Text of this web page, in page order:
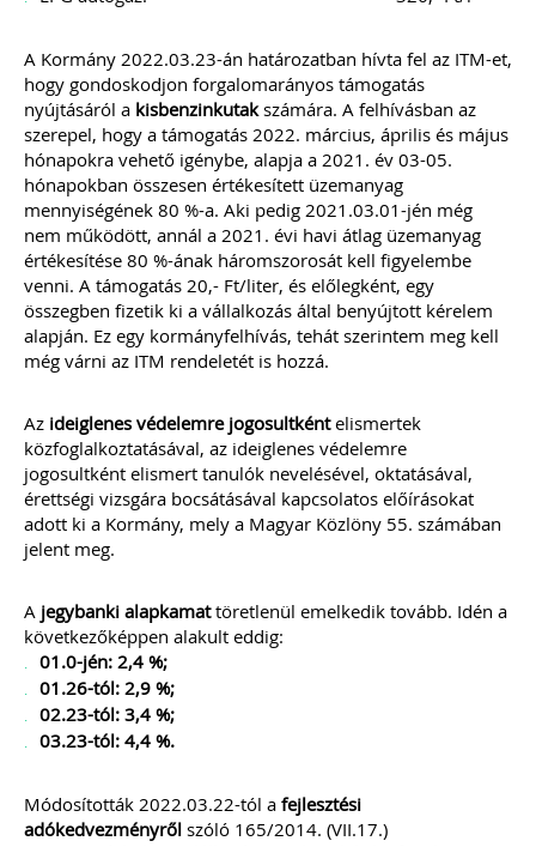
A Kormány 2022.03.23-án határozatban hívta fel az ITM-et,
hogy gondoskodjon forgalomarányos támogatás
nyújtásáról a kisbenzinkutakszámára. A felhívásban az
szerepel, hogy a támogatás 2022. március, április és május
hónapokra vehető igénybe, alapja a 2021. év 03-05.
hónapokban összesen értékesített üzemanyag
mennyiségének 80 %-a. Aki pedig 2021.03.01-jén még
nem működött, annál a 2021. évi havi átlag üzemanyag
értékesítése 80 %-ának háromszorosát kell figyelembe
venni. A támogatás 20,- Ft/liter, és előlegként, egy
összegben fizetik ki a vállalkozás által benyújtott kérelem
alapján. Ez egy kormányfelhívás, tehát szerintem meg kell
még várni az ITM rendeletét is hozzá.
Az ideiglenes védelemre jogosultkéntelismertek
közfoglalkoztatásával, az ideiglenes védelemre
jogosultként elismert tanulók nevelésével, oktatásával,
érettségi vizsgára bocsátásával kapcsolatos előírásokat
adott ki a Kormány, mely a Magyar Közlöny 55. számában
jelent meg.
A jegybanki alapkamattöretlenül emelkedik tovább. Idén a
következőképpen alakult eddig:
01.0-jén: 2,4 %;
01.26-tól: 2,9 %;
02.23-tól: 3,4 %;
03.23-tól: 4,4 %.
Módosították 2022.03.22-tól a fejlesztési
adókedvezményről szóló 165/2014. (VII.17.)